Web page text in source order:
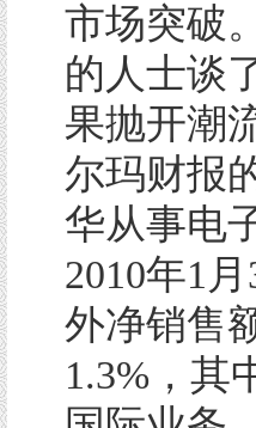
市场突破
的人士谈
果抛开潮
尔玛财报
华从事电
2010年1
外净销售
1.3%，其